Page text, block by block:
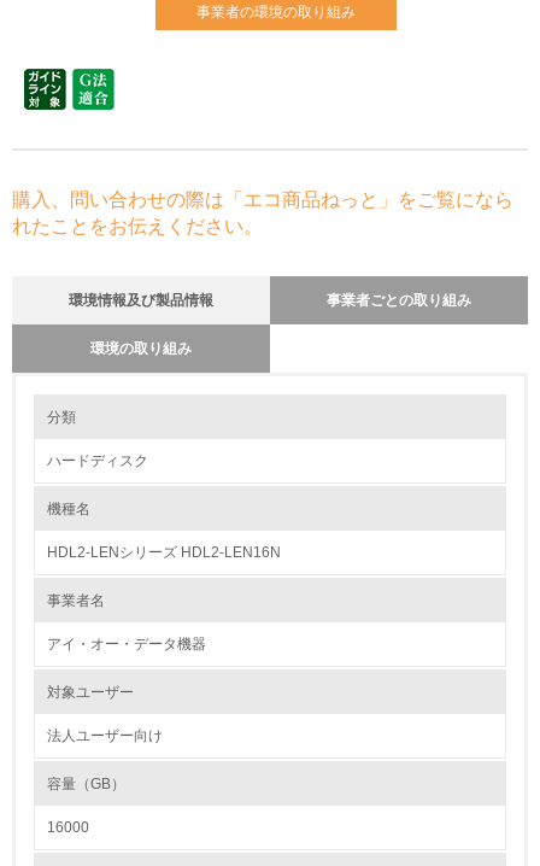
事業者の環境の取り組み
購入、問い合わせの際は「エコ商品ねっと」をご覧になら
れたことをお伝えください。
環境情報及び製品情報 事業者ごとの取り組み
環境の取り組み
1.環境取り組み体制
分類
ハードディスク
機種名
HDL2-LENシリーズ HDL2-LEN16N
事業者名
アイ・オー・データ機器
対象ユーザー
法人ユーザー向け
容量（GB）
16000